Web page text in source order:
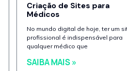
Criação de Sites para
Médicos
No mundo digital de hoje, ter um
profissional é indispensável para
qualquer médico que
SAIBA MAIS »